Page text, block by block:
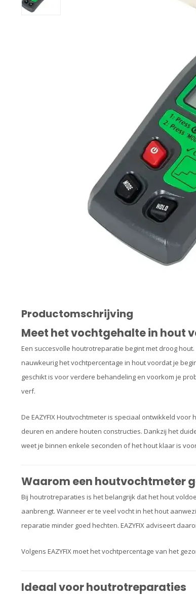
Productomschrijving
Meet het vochtgehalte in hout
Een succesvolle houtrotreparatie begint met droog
nauwkeurig het vochtpercentage in hout voordat je
geschikt is voor verdere behandeling en voorkom je
verf.
De EAZYFIX Houtvochtmeter is speciaal ontwikkeld
deuren en andere houten constructies. Dankzij het
weet je binnen enkele seconden of het hout klaar is
Waarom een houtvochtmeter
Bij houtrotreparaties is het belangrijk dat het hout
aanbrengt. Wanneer er te veel vocht in het hout
reparatie minder goed hechten. EAZYFIX adviseert
Volgens EAZYFIX moet het vochtpercentage van het
Ideaal voor houtrotreparaties